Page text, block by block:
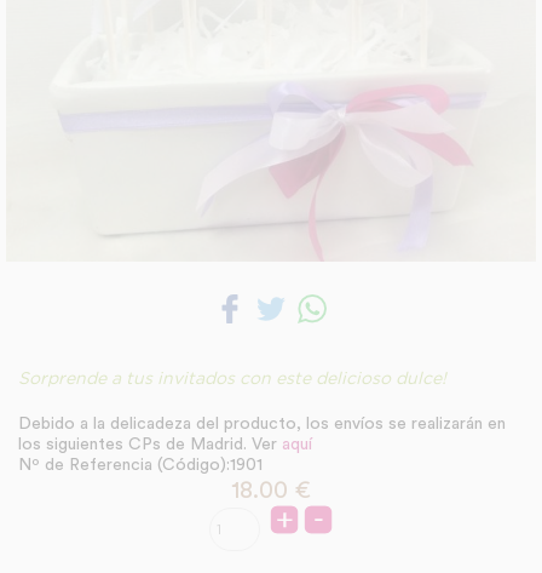
Sorprende a tus invitados con este delicioso dulce!
Debido a la delicadeza del producto, los envíos se realizarán en
los siguientes CPs de Madrid. Ver aquí
Nº de Referencia (Código):1901
18.00 €